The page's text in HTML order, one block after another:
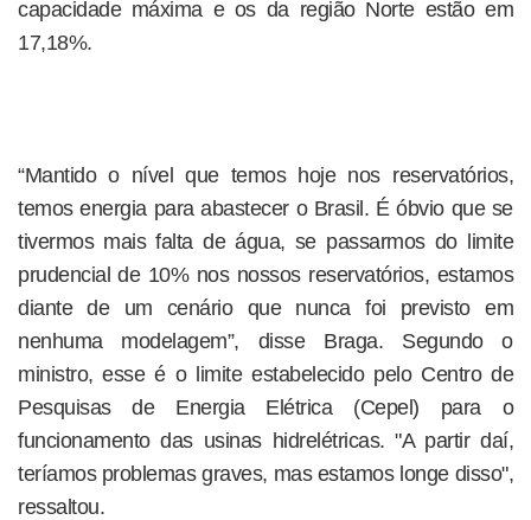
capacidade máxima e os da região Norte estão em
17,18%.
“Mantido o nível que temos hoje nos reservatórios,
temos energia para abastecer o Brasil. É óbvio que se
tivermos mais falta de água, se passarmos do limite
prudencial de 10% nos nossos reservatórios, estamos
diante de um cenário que nunca foi previsto em
nenhuma modelagem”, disse Braga. Segundo o
ministro, esse é o limite estabelecido pelo Centro de
Pesquisas de Energia Elétrica (Cepel) para o
funcionamento das usinas hidrelétricas. "A partir daí,
teríamos problemas graves, mas estamos longe disso",
ressaltou.